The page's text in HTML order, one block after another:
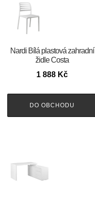
Nardi Bílá plastová zahradní
židle Costa
1 888 Kč
DO OBCHODU